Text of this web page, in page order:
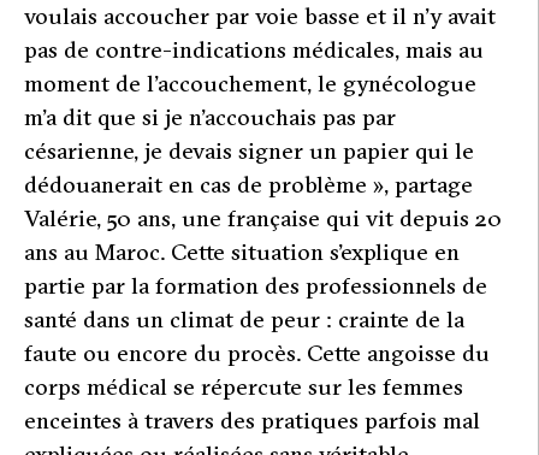
voulais accoucher par voie basse et il n’y avait
pas de contre-indications médicales, mais au
moment de l’accouchement, le gynécologue
m’a dit que si je n’accouchais pas par
césarienne, je devais signer un papier qui le
dédouanerait en cas de problème », partage
Valérie, 50 ans, une française qui vit depuis 20
ans au Maroc. Cette situation s’explique en
partie par la formation des professionnels de
santé dans un climat de peur : crainte de la
faute ou encore du procès. Cette angoisse du
corps médical se répercute sur les femmes
enceintes à travers des pratiques parfois mal